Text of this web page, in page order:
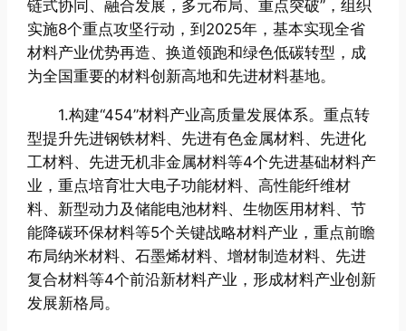
链式协同、融合发展，多元布局、重点突破”，组织
实施8个重点攻坚行动，到2025年，基本实现全省
材料产业优势再造、换道领跑和绿色低碳转型，成
为全国重要的材料创新高地和先进材料基地。
1.构建“454”材料产业高质量发展体系。重点转
型提升先进钢铁材料、先进有色金属材料、先进化
工材料、先进无机非金属材料等4个先进基础材料产
业，重点培育壮大电子功能材料、高性能纤维材
料、新型动力及储能电池材料、生物医用材料、节
能降碳环保材料等5个关键战略材料产业，重点前瞻
布局纳米材料、石墨烯材料、增材制造材料、先进
复合材料等4个前沿新材料产业，形成材料产业创新
发展新格局。